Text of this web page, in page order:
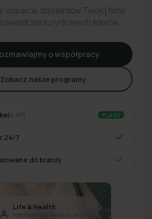
wsparcie dla klientów Twojej firmy
rynkowych liderów.
o współpracy
Zobacz nasze programy
& API PL & EU
24/7
do branży
Life & Health
telemedycyna · badania · wizyty